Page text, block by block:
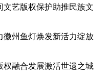
艺版权保护助推民族文
州鱼灯焕发新活力绽放
融合发展激活世遗之城